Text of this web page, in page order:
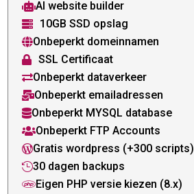
AI website builder
 10GB SSD opslag
Onbeperkt domeinnamen
 SSL Certificaat
Onbeperkt dataverkeer
Onbeperkt emailadressen
Onbeperkt MYSQL database
Onbeperkt FTP Accounts
Gratis wordpress (+300 scripts)
30 dagen backups
Eigen PHP versie kiezen (8.x)